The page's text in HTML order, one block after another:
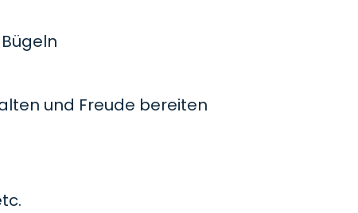
und Freude bereiten